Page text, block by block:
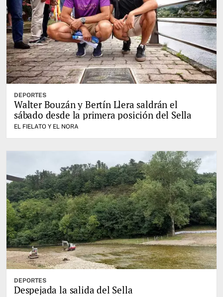
DEPORTES
Walter Bouzán y Bertín Llera saldrán el
sábado desde la primera posición del Sella
EL FIELATO Y EL NORA
DEPORTES
Despejada la salida del Sella